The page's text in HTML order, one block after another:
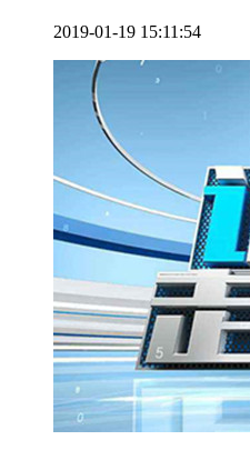
2019-01-19 15:11:54